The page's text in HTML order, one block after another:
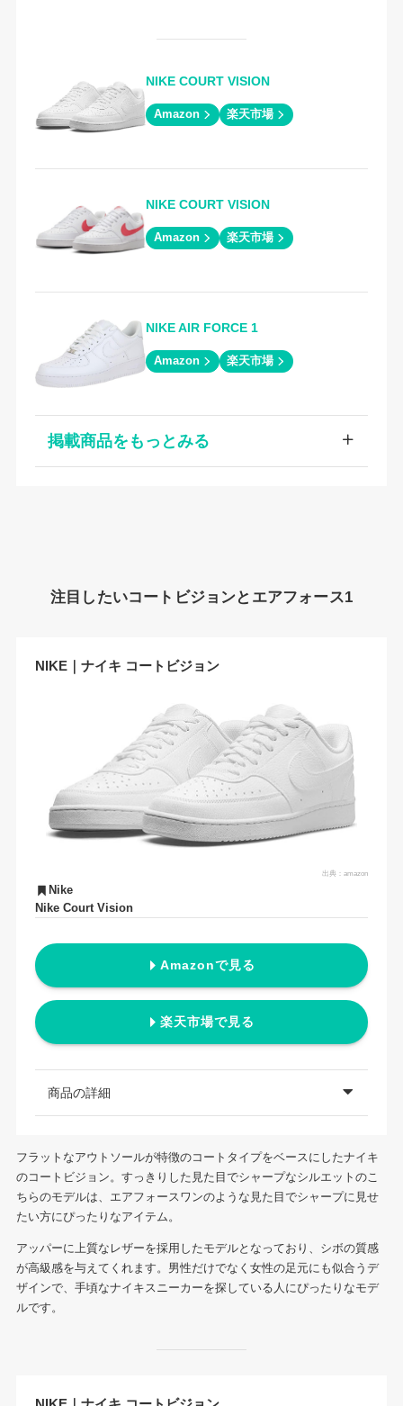
NIKE COURT VISION
Amazon 楽天市場
NIKE COURT VISION
Amazon 楽天市場
NIKE AIR FORCE 1
Amazon 楽天市場
掲載商品をもっとみる
注目したいコートビジョンとエアフォース1
NIKE｜ナイキ コートビジョン
出典：amazon
Nike
Nike Court Vision
Amazonで見る
楽天市場で見る
商品の詳細
フラットなアウトソールが特徴のコートタイプをベースにしたナイキ
のコートビジョン。すっきりした見た目でシャープなシルエットのこ
ちらのモデルは、エアフォースワンのような見た目でシャープに見せ
たい方にぴったりなアイテム。
アッパーに上質なレザーを採用したモデルとなっており、シボの質感
が高級感を与えてくれます。男性だけでなく女性の足元にも似合うデ
ザインで、手頃なナイキスニーカーを探している人にぴったりなモデ
ルです。